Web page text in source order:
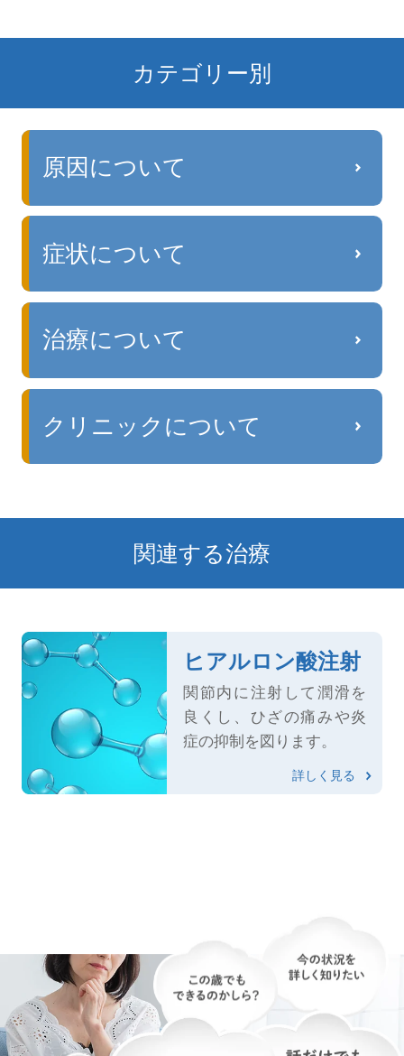
カテゴリー別
原因について
症状について
治療について
クリニックについて
関連する治療
ヒアルロン酸注射
関節内に注射して潤滑を
良くし、ひざの痛みや炎
症の抑制を図ります。
詳しく見る